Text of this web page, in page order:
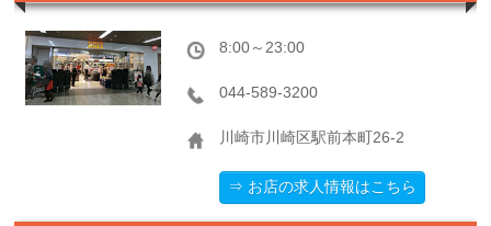
8:00～23:00
044-589-3200
川崎市川崎区駅前本町26-2
⇒ お店の求人情報はこちら